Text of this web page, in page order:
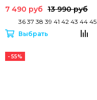
7 490 руб 13 990 руб
36 37 38 39 41 42 43 44 45
Выбрать
- 55%